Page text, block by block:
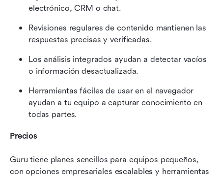
electrónico, CRM o chat.
Revisiones regulares de contenido mantienen las
respuestas precisas y verificadas.
Los análisis integrados ayudan a detectar vacíos
o información desactualizada.
Herramientas fáciles de usar en el navegador
ayudan a tu equipo a capturar conocimiento en
todas partes.
Precios
Guru tiene planes sencillos para equipos pequeños,
con opciones empresariales escalables y herramientas